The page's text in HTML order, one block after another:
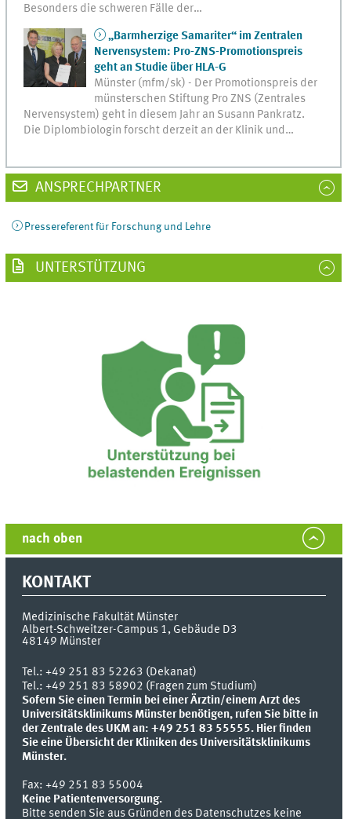
Besonders die schweren Fälle der…
„Barmherzige Samariter“ im Zentralen
Nervensystem: Pro-ZNS-Promotionspreis
geht an Studie über HLA-G
Münster (mfm/sk) - Der Promotionspreis der
münsterschen Stiftung Pro ZNS (Zentrales
Nervensystem) geht in diesem Jahr an Susann Pankratz.
Die Diplombiologin forscht derzeit an der Klinik und…
ANSPRECHPARTNER
Pressereferent für Forschung und Lehre
UNTERSTÜTZUNG
nach oben
KONTAKT
Medizinische Fakultät Münster
Albert-Schweitzer-Campus 1, Gebäude D3
48149 Münster
Tel.:+49 251 83 52263 (Dekanat)
Tel.: +49 251 83 58902 (Fragen zum Studium)
Sofern Sie einen Termin bei einer Ärztin/einem Arzt des
Universitätsklinikums Münster benötigen, rufen Sie bitte in
der Zentrale des UKM an: +49 251 83 55555. Hier finden
Sie eine Übersicht der Kliniken des Universitätsklinikums
Münster.
Fax:+49 251 83 55004
Keine Patientenversorgung.
Bitte senden Sie aus Gründen des Datenschutzes keine